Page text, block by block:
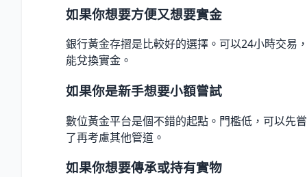
如果你想要方便又想要實金
銀行黃金存摺是比較好的選擇。可以24小時交易
能兌換實金。
如果你是新手想要小額嘗試
數位黃金平台是個不錯的起點。門檻低，可以先
了再考慮其他管道。
如果你想要傳承或持有實物